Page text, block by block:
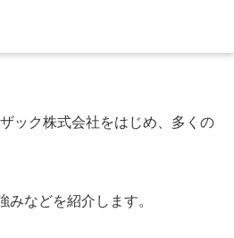
ック株式会社をはじめ、多くの
などを紹介します。